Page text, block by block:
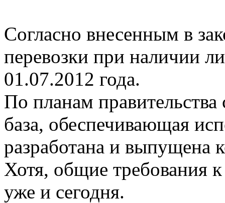
Согласно внесенным в
перевозки при наличии
01.07.2012 года.
По планам
база, обеспечивающая
разработана и выпущена
Хотя, общие требования
уже и сегодня.